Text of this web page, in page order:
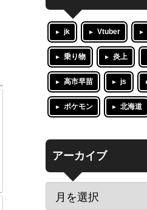
jk Vtuber
乗り物 炎上
高市早苗 js
ポケモン 北海道
アーカイブ